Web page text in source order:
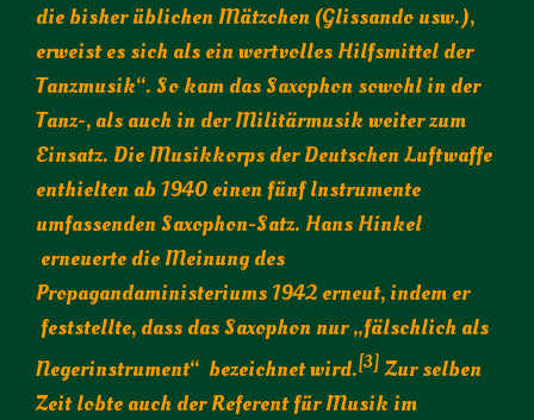
die bisher üblichen Mätzchen (Glissando usw.),
erweist es sich als ein wertvolles Hilfsmittel der
Tanzmusik“. So kam das Saxophon sowohl in der
Tanz-, als auch in der Militärmusik weiter zum
Einsatz. Die Musikkorps der Deutschen Luftwaffe
enthielten ab 1940 einen fünf Instrumente
umfassenden Saxophon-Satz. Hans Hinkel
erneuerte die Meinung des
Propagandaministeriums 1942 erneut, indem er
feststellte, dass das Saxophon nur „fälschlich als
Negerinstrument“ bezeichnet wird.[3]Zur selben
Zeit lobte auch der Referent für Musik im